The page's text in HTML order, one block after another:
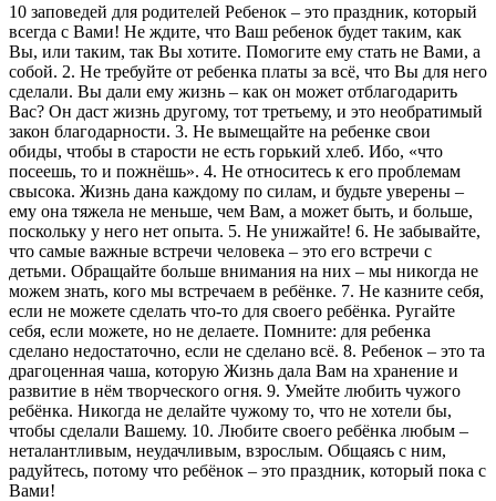
10 заповедей для родителей Ребенок – это праздник, который
всегда с Вами! Не ждите, что Ваш ребенок будет таким, как
Вы, или таким, так Вы хотите. Помогите ему стать не Вами, а
собой. 2. Не требуйте от ребенка платы за всё, что Вы для него
сделали. Вы дали ему жизнь – как он может отблагодарить
Вас? Он даст жизнь другому, тот третьему, и это необратимый
закон благодарности. 3. Не вымещайте на ребенке свои
обиды, чтобы в старости не есть горький хлеб. Ибо, «что
посеешь, то и пожнёшь». 4. Не относитесь к его проблемам
свысока. Жизнь дана каждому по силам, и будьте уверены –
ему она тяжела не меньше, чем Вам, а может быть, и больше,
поскольку у него нет опыта. 5. Не унижайте! 6. Не забывайте,
что самые важные встречи человека – это его встречи с
детьми. Обращайте больше внимания на них – мы никогда не
можем знать, кого мы встречаем в ребёнке. 7. Не казните себя,
если не можете сделать что-то для своего ребёнка. Ругайте
себя, если можете, но не делаете. Помните: для ребенка
сделано недостаточно, если не сделано всё. 8. Ребенок – это та
драгоценная чаша, которую Жизнь дала Вам на хранение и
развитие в нём творческого огня. 9. Умейте любить чужого
ребёнка. Никогда не делайте чужому то, что не хотели бы,
чтобы сделали Вашему. 10. Любите своего ребёнка любым –
неталантливым, неудачливым, взрослым. Общаясь с ним,
радуйтесь, потому что ребёнок – это праздник, который пока с
Вами!